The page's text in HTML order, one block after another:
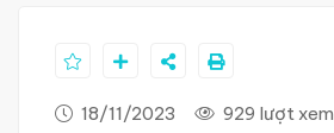
18/11/2023 929 lượt xem